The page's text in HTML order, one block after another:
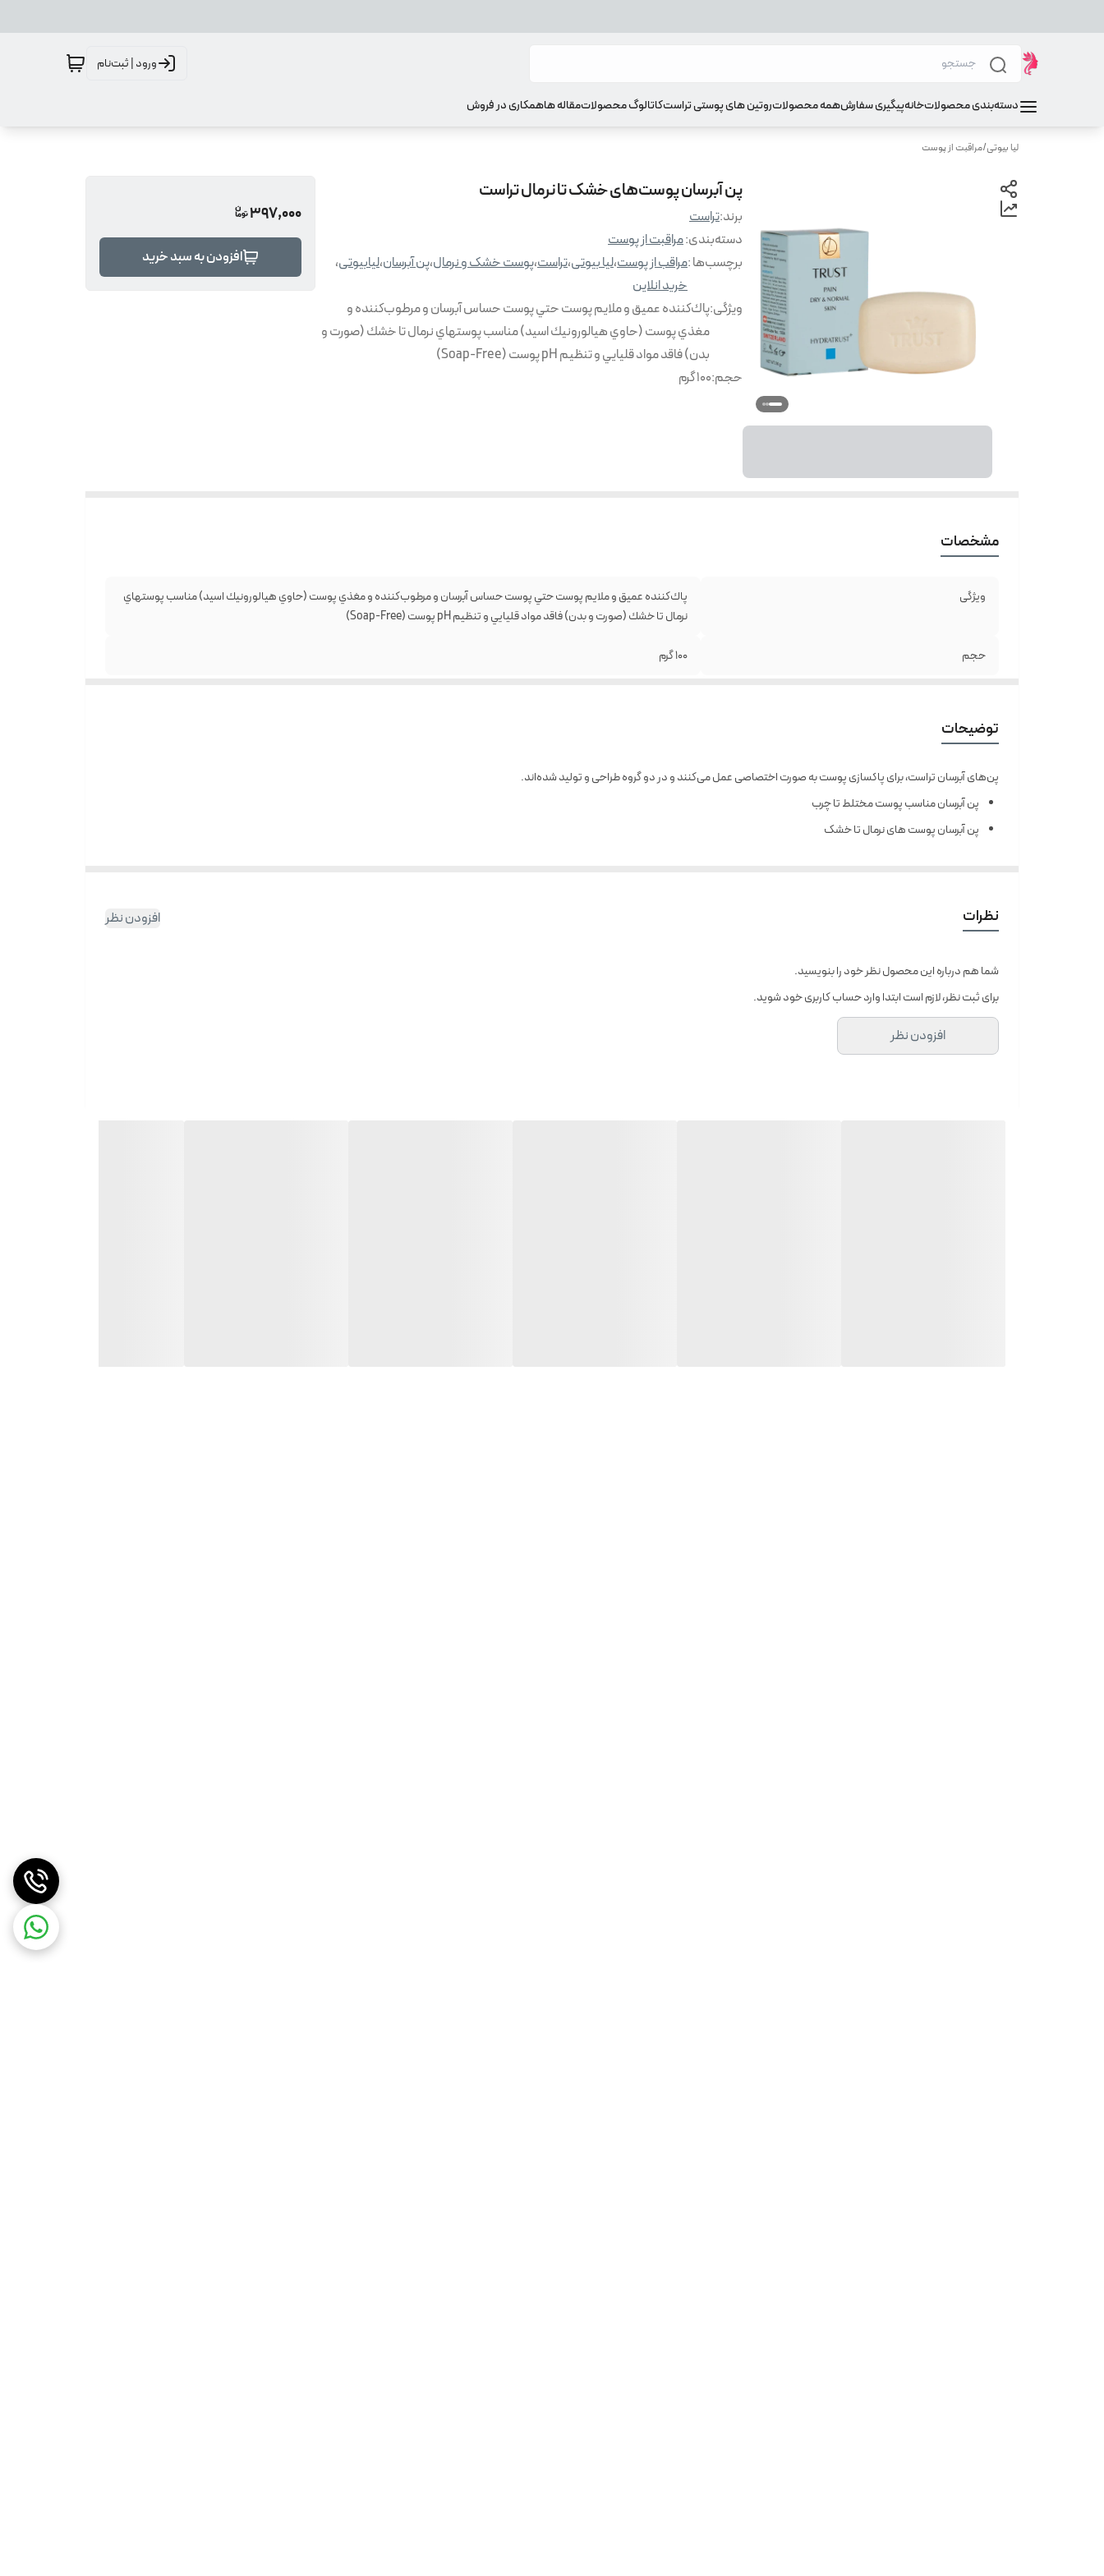
ورود | ثبت‌نام
دسته‌بندی محصولاتخانهپیگیری سفارشهمه محصولاتروتین های پوستی تراستکاتالوگ محصولاتمقاله هاهمکاری در فروش
لیا بیوتی/مراقبت از پوست
پن آبرسان پوست‌های خشک تا نرمال تراست
برند:تراست
دسته‌بندی:مراقبت از پوست
برچسب‌ها :مراقب از پوست،لیا بیوتی،تراست،پوست خشک و نرمال،پن آبرسان،لیابیوتی،
خرید انلاین
ویژگی:پاك‌كننده عميق و ملايم پوست حتي پوست حساس آبرسان و مرطوب‌كننده و
مغذي پوست (حاوي هيالورونيك اسيد) مناسب پوستهاي نرمال تا خشك (صورت و
بدن) فاقد مواد قليايي و تنظيم pH پوست (Soap-Free)
حجم:100 گرم
397,000
افزودن به سبد خرید
مشخصات
ویژگی
پاك‌كننده عميق و ملايم پوست حتي پوست حساس آبرسان و مرطوب‌كننده و مغذي پوست (حاوي هيالورونيك اسيد) مناسب پوستهاي
نرمال تا خشك (صورت و بدن) فاقد مواد قليايي و تنظيم pH پوست (Soap-Free)
حجم 100 گرم
توضیحات
پن‌های آبرسان تراست، برای پاکسازی پوست به صورت اختصاصی عمل می‌کنند و در دو گروه طراحی و تولید شده‌اند.
پن آبرسان مناسب پوست مختلط تا چرب
پن آبرسان پوست های نرمال تا خشک
مغذی پوست را تامین کند.
در خصوص استفاده از هر کدام از دو نوع پن، حتما از کرم تخصصی آبرسان متناسب با پوست خود استفاده نمایید.
نظرات افزودن نظر
شما هم درباره این محصول نظر خود را بنویسید.
برای ثبت نظر، لازم است ابتدا وارد حساب کاربری خود شوید.
افزودن نظر